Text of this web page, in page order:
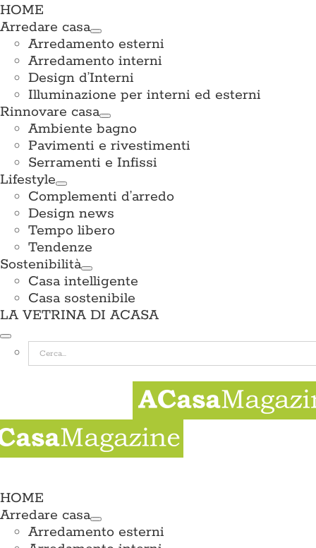
HOME
Arredare casa
Arredamento esterni
Arredamento interni
Design d’Interni
Illuminazione per interni ed esterni
Rinnovare casa
Ambiente bagno
Pavimenti e rivestimenti
Serramenti e Infissi
Lifestyle
Complementi d’arredo
Design news
Tempo libero
Tendenze
Sostenibilità
Casa intelligente
Casa sostenibile
LA VETRINA DI ACASA
Cerca
per:
HOME
Arredare casa
Arredamento esterni